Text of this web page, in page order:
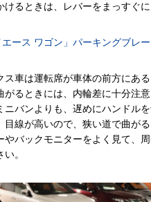
けるときは、レバーをまっすぐに
ース ワゴン」パーキングブレ
ス車は運転席が車体の前方にあ
がるときには、内輪差に十分注意
ニバンよりも、遅めにハンドル
目線が高いので、狭い道で曲が
やバックモニターをよく見て、
。